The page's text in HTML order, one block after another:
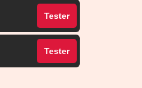
Tester
Tester